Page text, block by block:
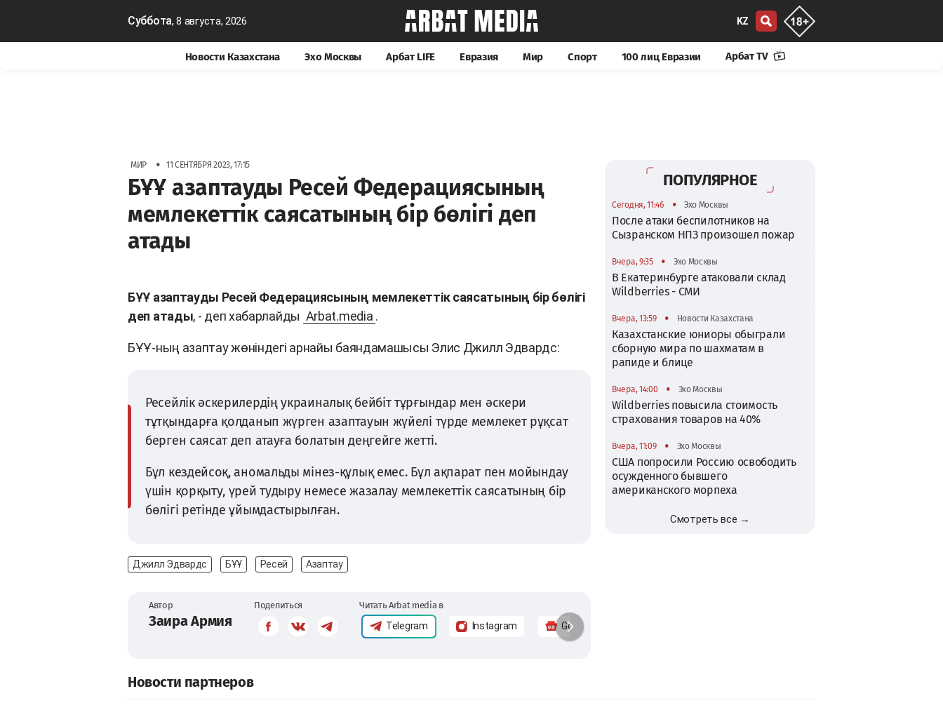
Суббота, 8 августа, 2026 KZ
Новости Казахстана Эхо Москвы Арбат LIFE Евразия Мир Спорт 100 лиц Евразии Арбат TV
МИР • 11 СЕНТЯБРЯ 2023, 17:15
БҰҰ азаптауды Ресей Федерациясының
мемлекеттік саясатының бір бөлігі деп
атады
БҰҰ азаптауды Ресей Федерациясының мемлекеттік саясатының бір бөлігі
деп атады, - деп хабарлайды Arbat.media .
БҰҰ-ның азаптау жөніндегі арнайы баяндамашысы Элис Джилл Эдвардс:
Ресейлік әскерилердің украиналық бейбіт тұрғындар мен әскери
тұтқындарға қолданып жүрген азаптауын жүйелі түрде мемлекет рұқсат
берген саясат деп атауға болатын деңгейге жетті.
Бұл кездейсоқ, аномальды мінез-құлық емес. Бұл ақпарат пен мойындау
үшін қорқыту, үрей тудыру немесе жазалау мемлекеттік саясатының бір
бөлігі ретінде ұйымдастырылған.
Джилл Эдвардс БҰҰ Ресей Азаптау
Автор
Заира Армия
Поделиться Читать Arbat media в
Telegram Instagram Google News
ПОПУЛЯРНОЕ
Сегодня, 11:46 • Эхо Москвы
После атаки беспилотников на
Сызранском НПЗ произошел пожар
Вчера, 9:35 • Эхо Москвы
В Екатеринбурге атаковали склад
Wildberries - СМИ
Вчера, 13:59 • Новости Казахстана
Казахстанские юниоры обыграли
сборную мира по шахматам в
рапиде и блице
Вчера, 14:00 • Эхо Москвы
Wildberries повысила стоимость
страхования товаров на 40%
Вчера, 11:09 • Эхо Москвы
США попросили Россию освободить
осужденного бывшего
американского морпеха
Смотреть все →
Новости партнеров